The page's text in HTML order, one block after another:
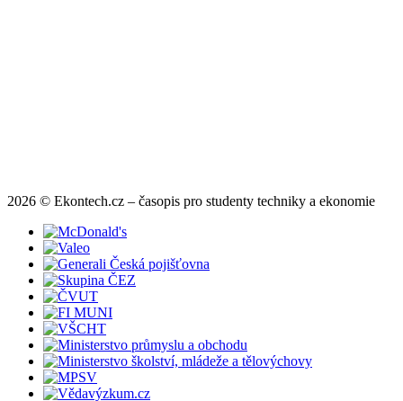
2026 © Ekontech.cz – časopis pro studenty techniky a ekonomie